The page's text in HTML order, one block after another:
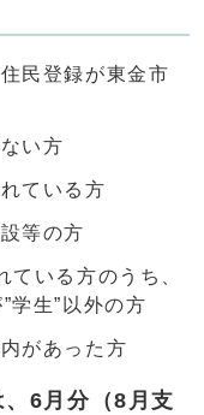
民登録が東金市
い方
ている方
等の方
いる方のうち、
学生”以外の方
があった方
6月分（8月支